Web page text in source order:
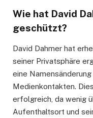
Wie hat David
geschützt?
David Dahmer hat
seiner Privatsphäre
eine
Medienkontakten.
erfolgreich, da wenig
Aufenthaltsort und